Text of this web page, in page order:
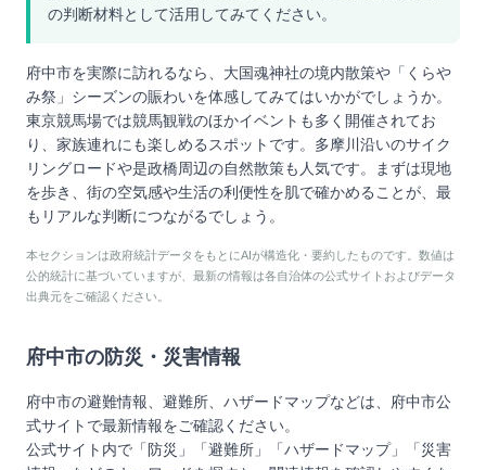
の判断材料として活用してみてください。
府中市を実際に訪れるなら、大国魂神社の境内散策や「くらや
み祭」シーズンの賑わいを体感してみてはいかがでしょうか。
東京競馬場では競馬観戦のほかイベントも多く開催されてお
り、家族連れにも楽しめるスポットです。多摩川沿いのサイク
リングロードや是政橋周辺の自然散策も人気です。まずは現地
を歩き、街の空気感や生活の利便性を肌で確かめることが、最
もリアルな判断につながるでしょう。
本セクションは政府統計データをもとにAIが構造化・要約したものです。数値は
公的統計に基づいていますが、最新の情報は各自治体の公式サイトおよびデータ
出典元をご確認ください。
府中市の防災・災害情報
府中市の避難情報、避難所、ハザードマップなどは、 府中市公
式サイトで最新情報をご確認ください。
公式サイト内で「防災」「避難所」「ハザードマップ」「災害